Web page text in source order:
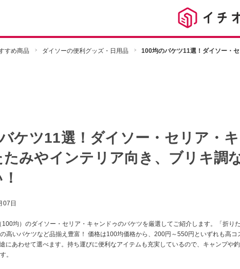
すめ商品 ダイソーの便利グッズ・日用品 100均のバケツ11選！ダイソー・
ケツ11選！ダイソー・セリア・
たみやインテリア向き、ブリキ調
07日
均）のダイソー・セリア・キャンドゥのバケツを厳選してご紹介します。「折り
高いバケツなど品揃え豊富！ 価格は100均価格から、200円～550円といずれも高コ
にあわせて選べます。持ち運びに便利なアイテムも充実しているので、キャンプや
。